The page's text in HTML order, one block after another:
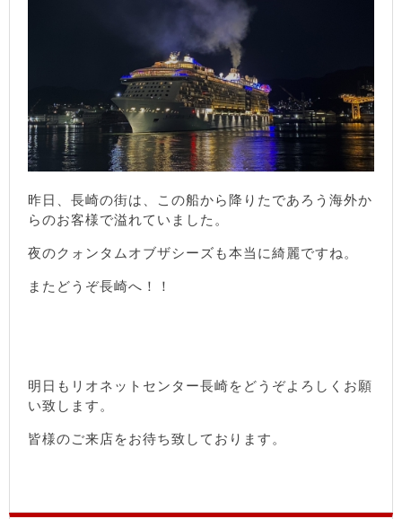
昨日、長崎の街は、この船から降りたであろう海外か
らのお客様で溢れていました。
夜のクォンタムオブザシーズも本当に綺麗ですね。
またどうぞ長崎へ！！
明日もリオネットセンター長崎をどうぞよろしくお願
い致します。
皆様のご来店をお待ち致しております。